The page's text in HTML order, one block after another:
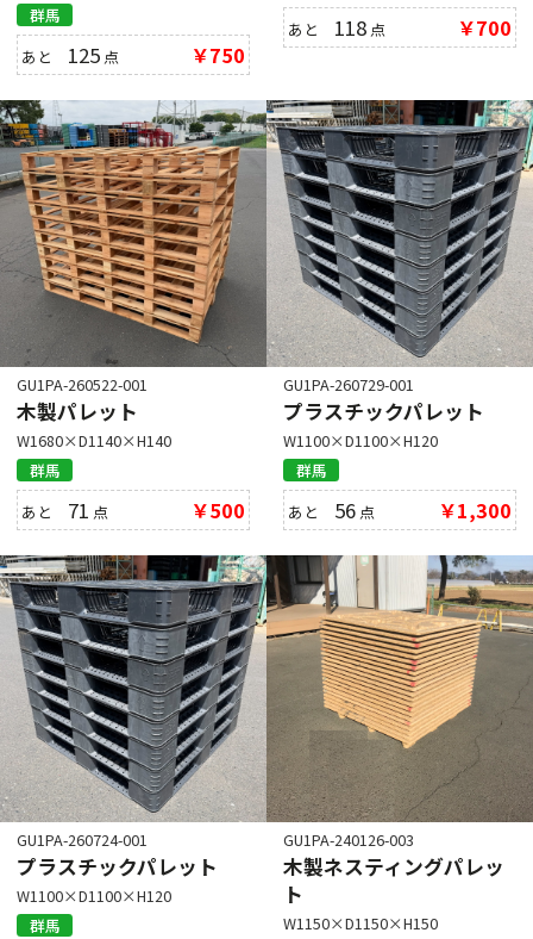
群馬
あと 125 点 ￥750
あと 118 点 ￥700
GU1PA-260522-001
木製パレット
W1680×D1140×H140
群馬
あと 71 点 ￥500
GU1PA-260729-001
プラスチックパレット
W1100×D1100×H120
群馬
あと 56 点 ￥1,300
GU1PA-260724-001
プラスチックパレット
W1100×D1100×H120
群馬
GU1PA-240126-003
木製ネスティングパレッ
ト
W1150×D1150×H150